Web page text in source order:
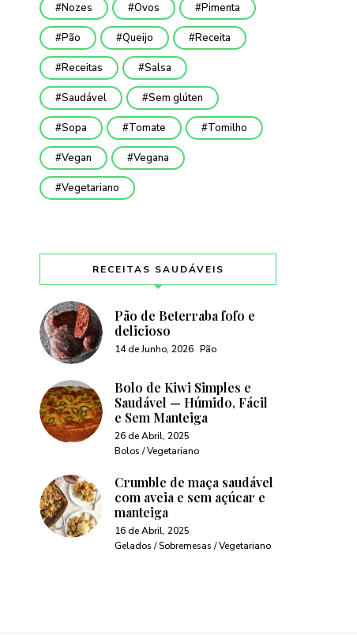
Nozes Ovos Pimenta
Pão Queijo Receita
Receitas Salsa
Saudável Sem glúten
Sopa Tomate Tomilho
Vegan Vegana
Vegetariano
RECEITAS SAUDÁVEIS
Pão de Beterraba fofo e
delicioso
14 de Junho, 2026 Pão
Bolo de Kiwi Simples e
Saudável — Húmido, Fácil
e Sem Manteiga
26 de Abril, 2025
Bolos / Vegetariano
Crumble de maça saudável
com aveia e sem açúcar e
manteiga
16 de Abril, 2025
Gelados / Sobremesas / Vegetariano